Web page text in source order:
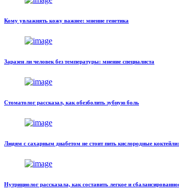
Кому увлажнять кожу важнее: мнение генетика
Заразен ли человек без температуры: мнение специалиста
Стоматолог рассказал, как обезболить зубную боль
Людям с сахарным диабетом не стоит пить кислородные
Нутрициолог рассказала, как составить легкое и